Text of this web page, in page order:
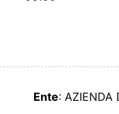
Ente: AZIENDA